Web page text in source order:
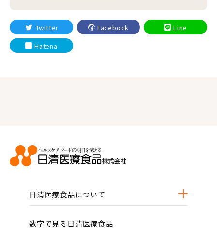
Twitter Facebook
Line
Hatena
日清医療食品について
数字で見る日清医療食品